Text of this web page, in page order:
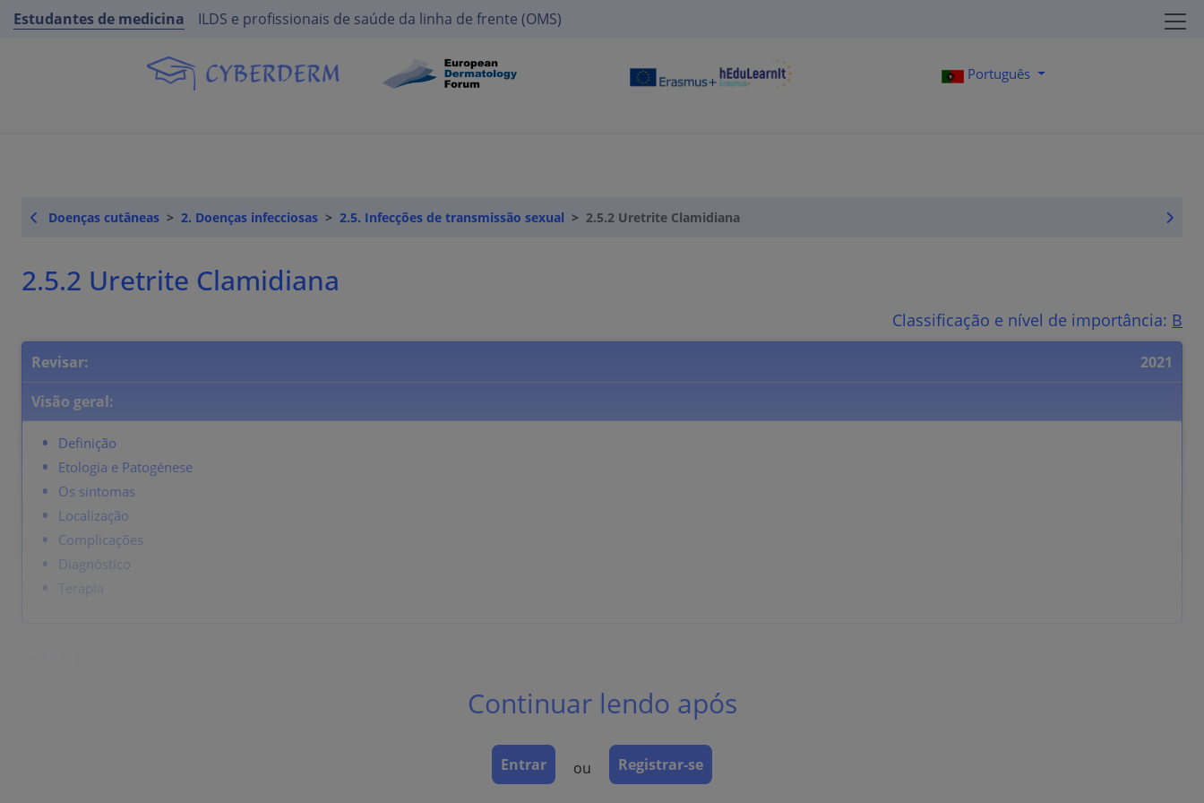
Estudantes de medicina ILDS e profissionais de saúde da linha de frente (OMS)
Português
Doenças cutâneas 2. Doenças infecciosas 2.5. Infecções de transmissão sexual 2.5.2 Uretrite Clamidiana
2.5.2 Uretrite Clamidiana
Classificação e nível de importância: B
Revisar:
2021
Visão geral:
Definição
Etologia e Patogénese
Os sintomas
Localização
Complicações
Diagnóstico
Terapia
Chlamydia trachomatis (sorotipos D-K): cocos Gram-negativos intracelulares obrigatórios.
Continuar lendo após
Entrar ou Registrar-se